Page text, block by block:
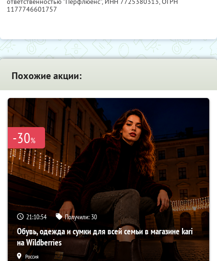
1177746601757
Похожие акции:
-30%
21:10:53 Получили: 30
Обувь, одежда и сумки для всей семьи в магазине kari
на Wildberries
Россия